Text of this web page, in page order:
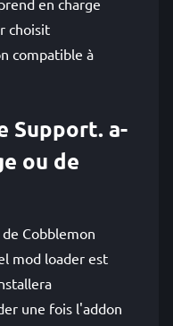
en charge
choisit
compatible à
Support. a-
ou de
Cobblemon
mod loader est
une fois l'addon